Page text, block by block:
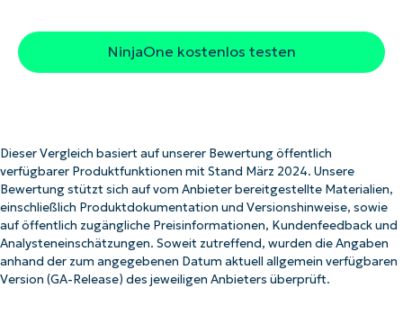
NinjaOne kostenlos testen
Dieser Vergleich basiert auf unserer Bewertung öffentlich
verfügbarer Produktfunktionen mit Stand März 2024. Unsere
Bewertung stützt sich auf vom Anbieter bereitgestellte Materialien,
einschließlich Produktdokumentation und Versionshinweise, sowie
auf öffentlich zugängliche Preisinformationen, Kundenfeedback und
Analysteneinschätzungen. Soweit zutreffend, wurden die Angaben
anhand der zum angegebenen Datum aktuell allgemein verfügbaren
Version (GA-Release) des jeweiligen Anbieters überprüft.